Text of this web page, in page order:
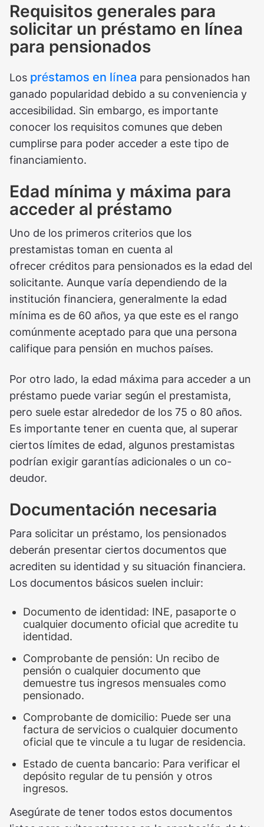
Requisitos generales para
solicitar un préstamo en línea
para pensionados
Los préstamos en línea para pensionados han
ganado popularidad debido a su conveniencia y
accesibilidad. Sin embargo, es importante
conocer los requisitos comunes que deben
cumplirse para poder acceder a este tipo de
financiamiento.
Edad mínima y máxima para
acceder al préstamo
Uno de los primeros criterios que los
prestamistas toman en cuenta al
ofrecer créditos para pensionados es la edad del
solicitante. Aunque varía dependiendo de la
institución financiera, generalmente la edad
mínima es de 60 años, ya que este es el rango
comúnmente aceptado para que una persona
califique para pensión en muchos países.
Por otro lado, la edad máxima para acceder a un
préstamo puede variar según el prestamista,
pero suele estar alrededor de los 75 o 80 años.
Es importante tener en cuenta que, al superar
ciertos límites de edad, algunos prestamistas
podrían exigir garantías adicionales o un co-
deudor.
Documentación necesaria
Para solicitar un préstamo, los pensionados
deberán presentar ciertos documentos que
acrediten su identidad y su situación financiera.
Los documentos básicos suelen incluir:
Documento de identidad: INE, pasaporte o
cualquier documento oficial que acredite tu
identidad.
Comprobante de pensión: Un recibo de
pensión o cualquier documento que
demuestre tus ingresos mensuales como
pensionado.
Comprobante de domicilio: Puede ser una
factura de servicios o cualquier documento
oficial que te vincule a tu lugar de residencia.
Estado de cuenta bancario: Para verificar el
depósito regular de tu pensión y otros
ingresos.
Asegúrate de tener todos estos documentos